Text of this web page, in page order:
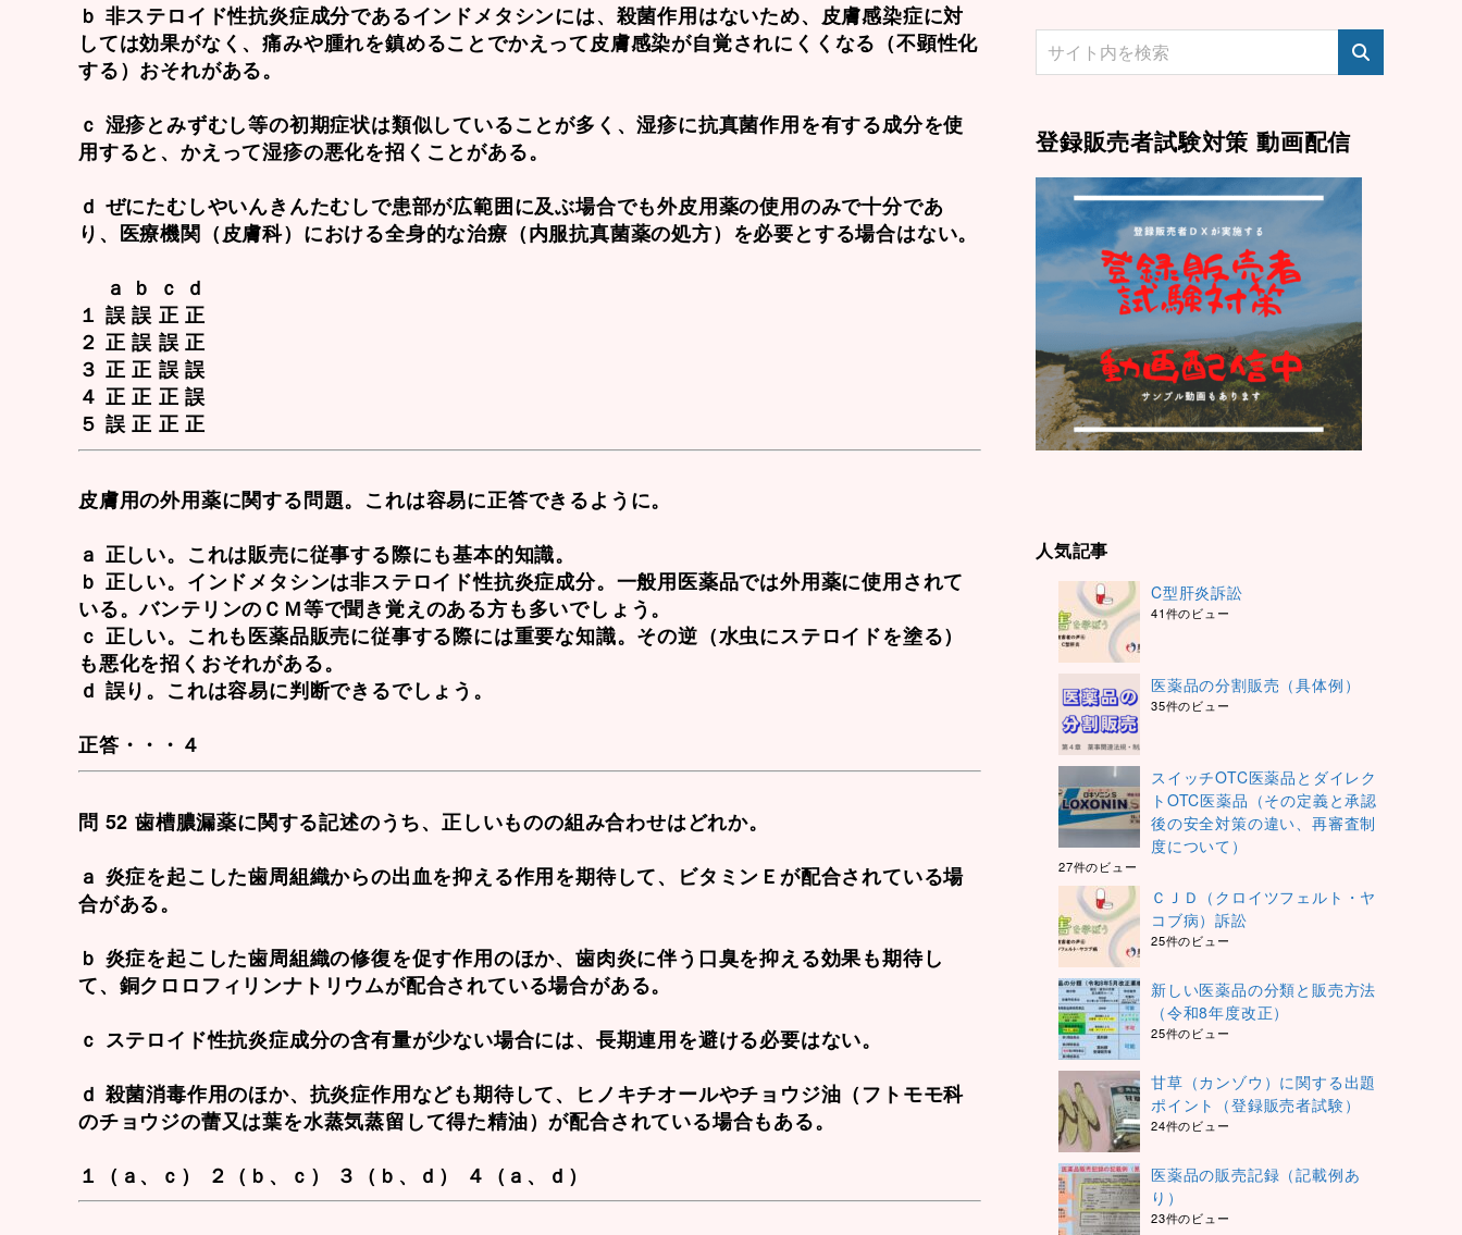
ｂ 非ステロイド性抗炎症成分であるインドメタシンには、殺菌作用はないため、皮膚感染症に対
しては効果がなく、痛みや腫れを鎮めることでかえって皮膚感染が自覚されにくくなる（不顕性化
する）おそれがある。
ｃ 湿疹とみずむし等の初期症状は類似していることが多く、湿疹に抗真菌作用を有する成分を使
用すると、かえって湿疹の悪化を招くことがある。
ｄ ぜにたむしやいんきんたむしで患部が広範囲に及ぶ場合でも外皮用薬の使用のみで十分であ
り、医療機関（皮膚科）における全身的な治療（内服抗真菌薬の処方）を必要とする場合はない。
ａ ｂ ｃ ｄ
１ 誤 誤 正 正
２ 正 誤 誤 正
３ 正 正 誤 誤
４ 正 正 正 誤
５ 誤 正 正 正
皮膚用の外用薬に関する問題。これは容易に正答できるように。
ａ 正しい。これは販売に従事する際にも基本的知識。
ｂ 正しい。 インドメタシンは非ステロイド性抗炎症成分。一般用医薬品では外用薬に使用されて
いる。バンテリンのＣＭ等で聞き覚えのある方も多いでしょう。
ｃ 正しい。これも医薬品販売に従事する際には重要な知識。その逆（水虫にステロイドを塗る）
も悪化を招くおそれがある。
ｄ 誤り。これは容易に判断できるでしょう。
正答・・・４
問 52 歯槽膿漏薬に関する記述のうち、正しいものの組み合わせはどれか。
ａ 炎症を起こした歯周組織からの出血を抑える作用を期待して、ビタミンＥが配合されている場
合がある。
ｂ 炎症を起こした歯周組織の修復を促す作用のほか、歯肉炎に伴う口臭を抑える効果も期待し
て、銅クロロフィリンナトリウムが配合されている場合がある。
ｃ ステロイド性抗炎症成分の含有量が少ない場合には、長期連用を避ける必要はない。
ｄ 殺菌消毒作用のほか、抗炎症作用なども期待して、ヒノキチオールやチョウジ油（フトモモ科
のチョウジの蕾又は葉を水蒸気蒸留して得た精油）が配合されている場合もある。
１（ａ、ｃ） ２（ｂ、ｃ） ３（ｂ、ｄ） ４（ａ、ｄ）
登録販売者試験対策 動画配信
人気記事
C型肝炎訴訟
41件のビュー
医薬品の分割販売（具体例）
35件のビュー
スイッチOTC医薬品とダイレク
トOTC医薬品（その定義と承認
後の安全対策の違い、再審査制
度について）
27件のビュー
ＣＪＤ（クロイツフェルト・ヤ
コブ病）訴訟
25件のビュー
新しい医薬品の分類と販売方法
（令和8年度改正）
25件のビュー
甘草（カンゾウ）に関する出題
ポイント（登録販売者試験）
24件のビュー
医薬品の販売記録（記載例あ
り）
23件のビュー